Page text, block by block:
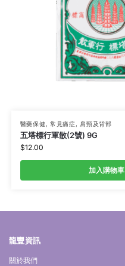
醫藥保健, 常見痛症, 肩頸及背部
五塔標行軍散(2號) 9G
$12.00
加入購物車
龍豐資訊
關於我們